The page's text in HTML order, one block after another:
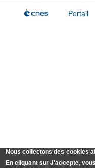
Portail
Nous collectons des cookies
En cliquant sur J'accepte,